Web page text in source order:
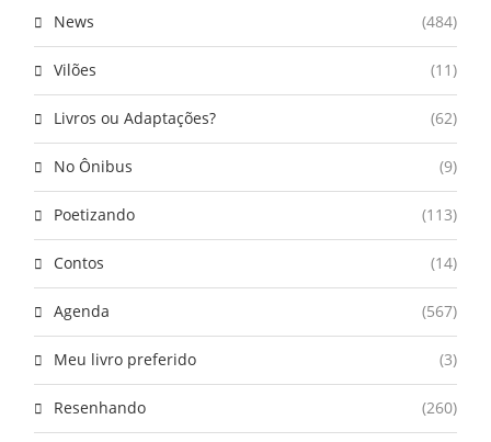
News (484)
Vilões (11)
Livros ou Adaptações? (62)
No Ônibus (9)
Poetizando (113)
Contos (14)
Agenda (567)
Meu livro preferido (3)
Resenhando (260)